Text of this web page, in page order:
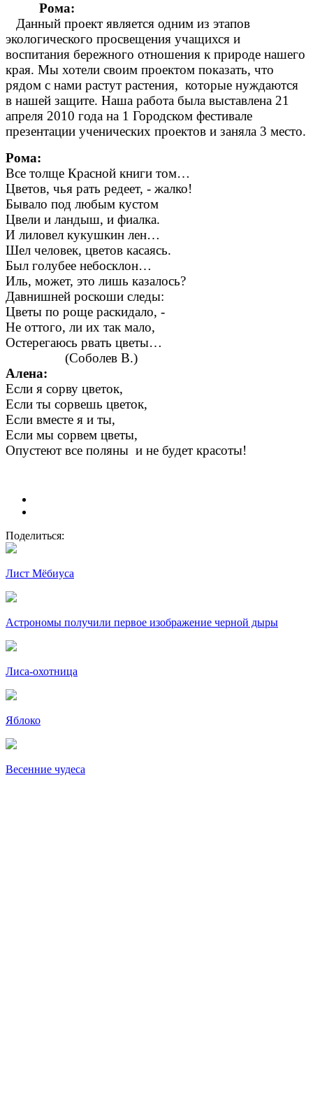
Рома:
Данный проект является одним из этапов
экологического просвещения учащихся и
воспитания бережного отношения к природе нашего
края. Мы хотели своим проектом показать, что
рядом с нами растут растения, которые нуждаются
в нашей защите. Наша работа была выставлена 21
апреля 2010 года на 1 Городском фестивале
презентации ученических проектов и заняла 3 место.
Рома:
Все толще Красной книги том…
Цветов, чья рать редеет, - жалко!
Бывало под любым кустом
Цвели и ландыш, и фиалка.
И лиловел кукушкин лен…
Шел человек, цветов касаясь.
Был голубее небосклон…
Иль, может, это лишь казалось?
Давнишней роскоши следы:
Цветы по роще раскидало, -
Не оттого, ли их так мало,
Остерегаюсь рвать цветы…
(Соболев В.)
Алена:
Если я сорву цветок,
Если ты сорвешь цветок,
Если вместе я и ты,
Если мы сорвем цветы,
Опустеют все поляны и не будет красоты!
Поделиться:
Лист Мёбиуса
Астрономы получили первое изображение черной дыры
Лиса-охотница
Яблоко
Весенние чудеса